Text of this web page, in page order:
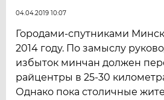
04.04.2019 10:07
Городами-спутниками
2014 году. По замыслу
избыток минчан должен
райцентры в 25-30
Однако пока столичные